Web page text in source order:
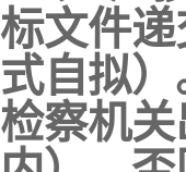
标文件
式自拟
检察机